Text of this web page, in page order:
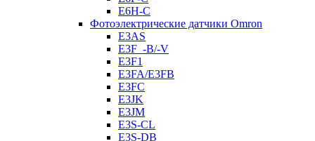
E6H-C
Фотоэлектрические датчики Omron
E3AS
E3F_-B/-V
E3F1
E3FA/E3FB
E3FC
E3JK
E3JM
E3S-CL
E3S-DB